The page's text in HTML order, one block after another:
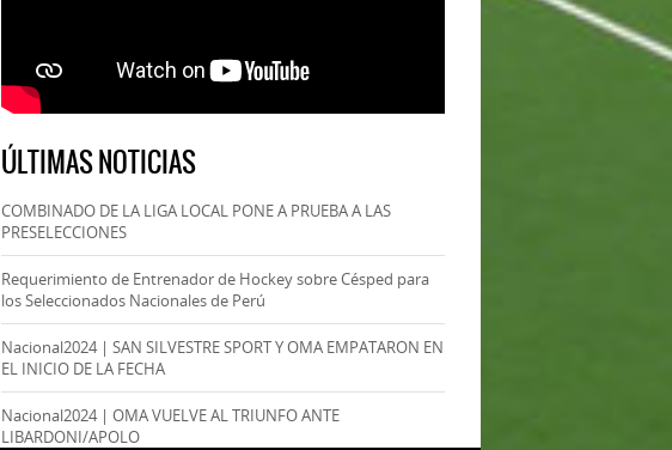
ÚLTIMAS NOTICIAS
COMBINADO DE LA LIGA LOCAL PONE A PRUEBA A LAS
PRESELECCIONES
Requerimiento de Entrenador de Hockey sobre Césped para
los Seleccionados Nacionales de Perú
Nacional2024 | SAN SILVESTRE SPORT Y OMA EMPATARON EN
EL INICIO DE LA FECHA
Nacional2024 | OMA VUELVE AL TRIUNFO ANTE
LIBARDONI/APOLO